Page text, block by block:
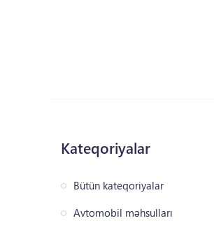
Kateqoriyalar
Bütün kateqoriyalar
Avtomobil məhsulları